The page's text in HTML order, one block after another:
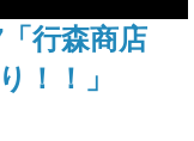
「行森商店
！！」